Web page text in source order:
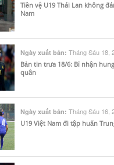
Tiền vệ U19 Thái Lan không
Nam
Ngày xuất bản: Tháng Sáu 18,
Bản tin trưa 18/6: Bỉ nhận
quân
Ngày xuất bản: Tháng Sáu 16,
U19 Việt Nam đi tập huấn